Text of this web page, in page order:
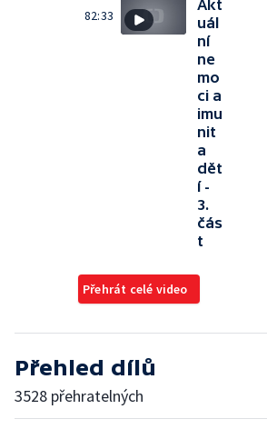
82:33
Akt
uál
ní
ne
mo
ci a
imu
nit
a
dět
í -
3.
čás
t
Přehrát celé video
Přehled dílů
3528 přehratelných